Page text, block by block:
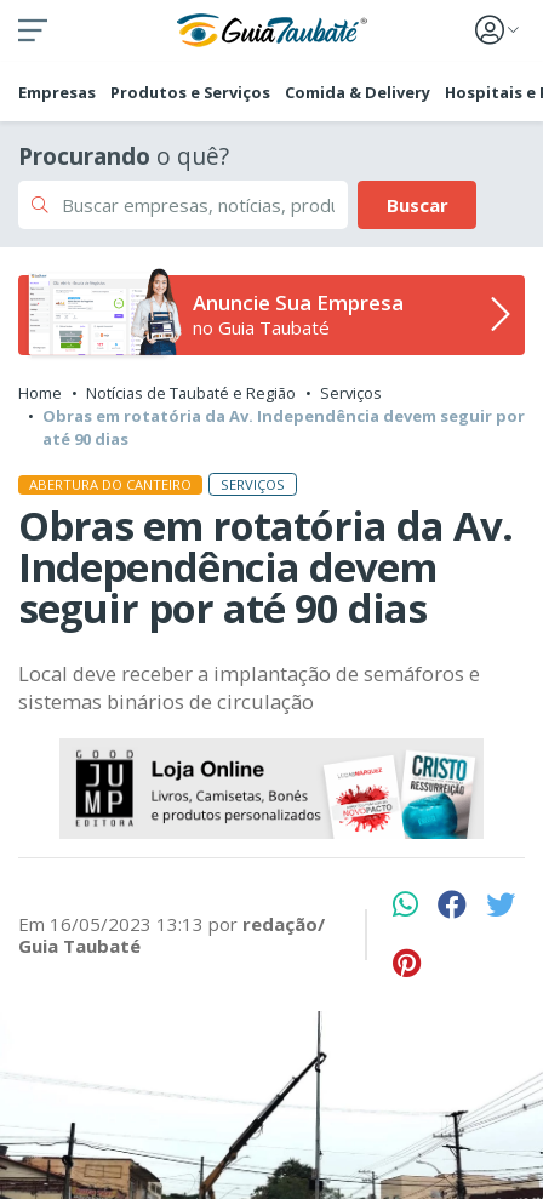
Empresas Produtos e Serviços Comida & Delivery Hospitais e
Procurando o quê?
Buscar
Anuncie Sua Empresa
no Guia Taubaté
Home Notícias de Taubaté e Região
Serviços
Obras em rotatória da Av. Independência devem seguir por
até 90 dias
ABERTURA DO CANTEIRO SERVIÇOS
Obras em rotatória da Av.
Independência devem
seguir por até 90 dias
Local deve receber a implantação de semáforos e
sistemas binários de circulação
Em 16/05/2023 13:13 por redação/
Guia Taubaté